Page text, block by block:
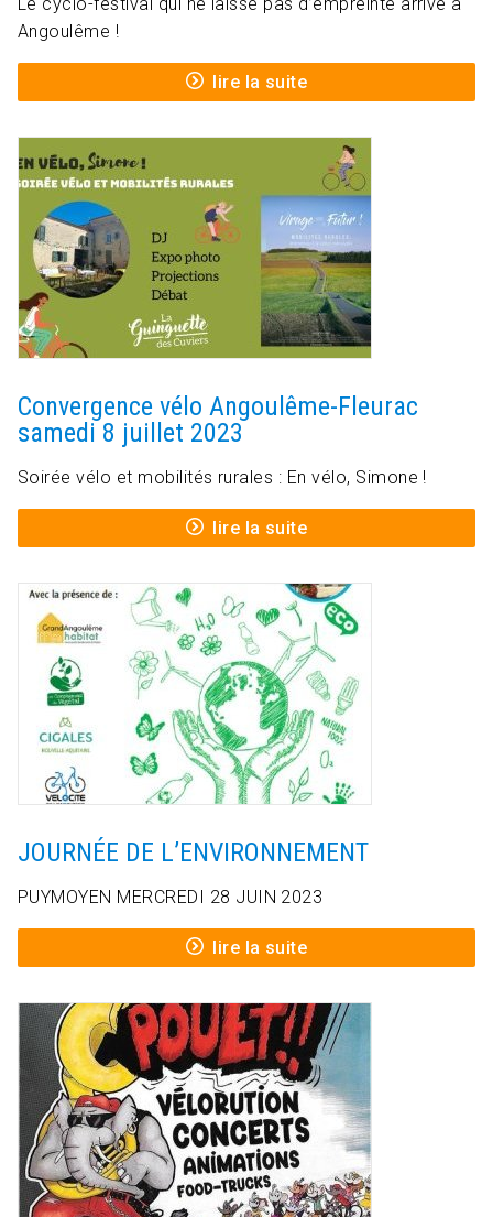
Le cyclo-festival qui ne laisse pas d’empreinte arrive à
Angoulême !
lire la suite
Convergence vélo Angoulême-Fleurac
samedi 8 juillet 2023
Soirée vélo et mobilités rurales : En vélo, Simone !
lire la suite
JOURNÉE DE L’ENVIRONNEMENT
PUYMOYEN MERCREDI 28 JUIN 2023
lire la suite